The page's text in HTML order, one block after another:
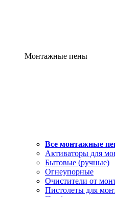
Монтажные пены
Все монтажные
Активаторы для
Бытовые (ручные)
Огнеупорные
Очистители от
Пистолеты для